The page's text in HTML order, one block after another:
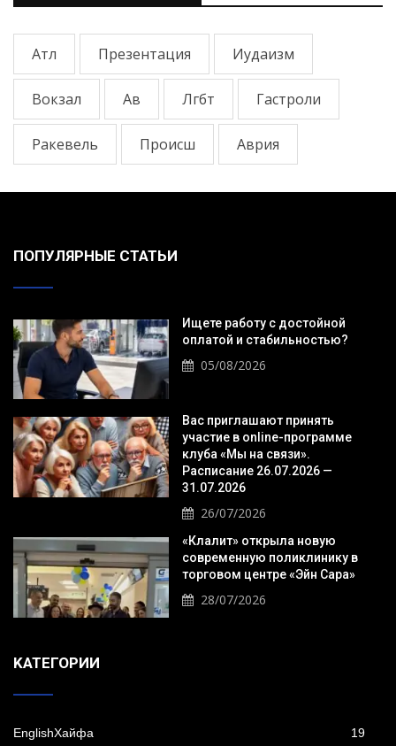
Атл Презентация Иудаизм
Вокзал Ав Лгбт Гастроли
Ракевель Происш Аврия
ПОПУЛЯРНЫЕ СТАТЬИ
Ищете работу с достойной
оплатой и стабильностью?
05/08/2026
Вас приглашают принять
участие в online-программе
клуба «Мы на связи».
Расписание 26.07.2026 —
31.07.2026
26/07/2026
«Клалит» открыла новую
современную поликлинику в
торговом центре «Эйн Сара»
28/07/2026
KАТЕГОРИИ
EnglishХайфа 19